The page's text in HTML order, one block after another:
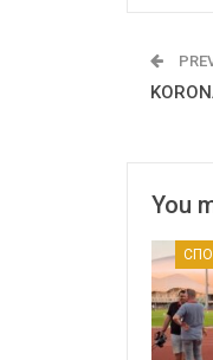
You